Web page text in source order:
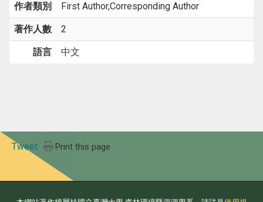
作者類別 First Author,Corresponding Author
著作人數 2
語言 中文
Tweet Print this page